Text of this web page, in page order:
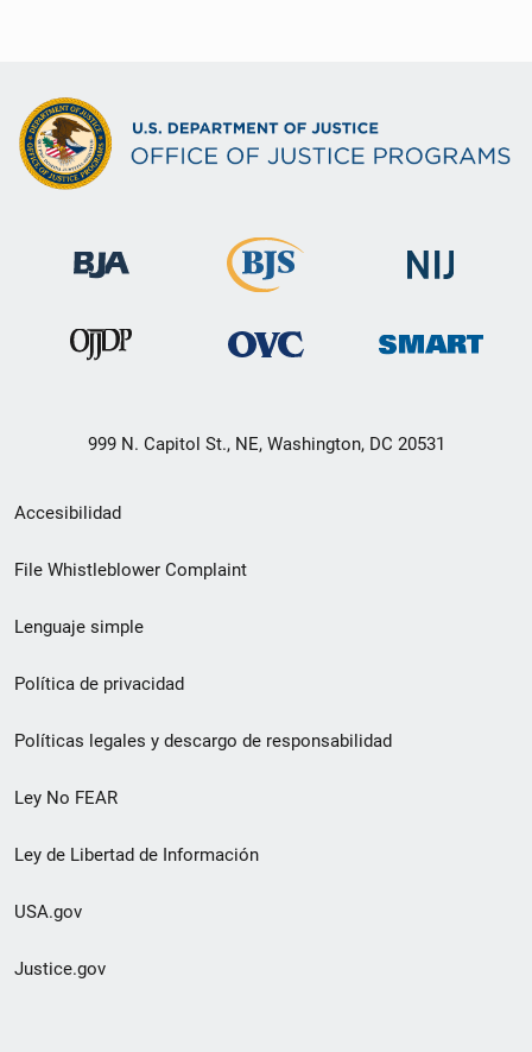
999 N. Capitol St., NE, Washington, DC 20531
Menú
de
de
pie
de
página
Accesibilidad
File Whistleblower Complaint
Lenguaje simple
Política de privacidad
Políticas legales y descargo de responsabilidad
Ley No FEAR
Ley de Libertad de Información
USA.gov
Justice.gov